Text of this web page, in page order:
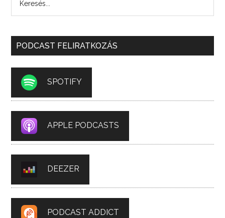
PODCAST FELIRATKOZÁS
SPOTIFY
APPLE PODCASTS
DEEZER
PODCAST ADDICT